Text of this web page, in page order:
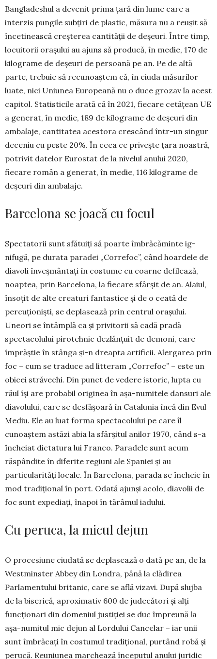
Bangladeshul a devenit prima țară din lume care a
interzis pungile subțiri de plastic, măsura nu a reușit să
încetinească creșterea cantității de de­șeuri. Între timp,
locuitorii orașului au ajuns să pro­ducă, în medie, 170 de
kilograme de deșeuri de per­soană pe an. Pe de altă
parte, trebuie să recu­noaștem că, în ciuda măsurilor
luate, nici Uniunea Europeană nu o duce grozav la acest
capitol. Statisticile arată că în 2021, fiecare cetățean UE
a generat, în medie, 189 de kilograme de deșeuri din
ambalaje, cantitatea acestora crescând într-un singur
deceniu cu peste 20%. În ceea ce privește țara noastră,
potrivit datelor Eurostat de la nivelul anului 2020,
fiecare român a generat, în medie, 116 kilograme de
deșeuri din ambalaje.
Barcelona se joacă cu focul
Spectatorii sunt sfătuiți să poarte îmbrăcăminte ig­
nifugă, pe durata paradei „Corre­foc”, când hoardele de
dia­voli înveșmântați în costu­me cu coarne defilează,
noap­tea, prin Barcelona, la fiecare sfârșit de an. Alaiul,
însoțit de alte creaturi fantastice și de o ceată de
percuționiști, se deplasează prin centrul ora­șului.
Uneori se întâmplă ca și privitorii să cadă pradă
spectacolului pirotehnic dezlănțuit de demoni, care
împrăștie în stânga și-n dreapta artificii. Aler­garea prin
foc – cum se traduce ad litteram „Correfoc” – este un
obicei străvechi. Din punct de vedere istoric, lupta cu
răul își are probabil originea în așa-numitele dansuri ale
diavolului, care se desfășoară în Catalunia încă din Evul
Mediu. Ele au luat forma spectacolului pe care îl
cunoaștem astăzi abia la sfâr­șitul anilor 1970, când s-a
încheiat dictatura lui Franco. Pa­ra­dele sunt acum
răspândite în diferite regiuni ale Spaniei și au
particularități locale. În Barcelona, parada se încheie în
mod tradițional în port. Odată ajunși acolo, diavolii de
foc sunt expediați, înapoi în tărâmul iadului.
Cu peruca, la micul dejun
O procesiune ciudată se deplasează o dată pe an, de la
Westminster Abbey din Londra, până la clădi­rea
Parlamentului britanic, care se află vizavi. După slujba
de la biserică, aproximativ 600 de judecători și alți
funcționari din domeniul justiției se duc împreună la
așa-numitul mic dejun al Lordului Cancelar – iar unii
sunt îmbrăcați în costumul tra­dițional, purtând robă și
perucă. Reuniunea mar­chează începutul anului juridic